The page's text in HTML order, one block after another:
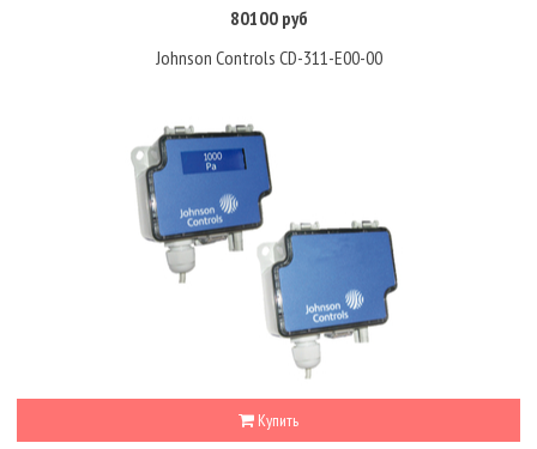
80100 руб
Johnson Controls CD-311-E00-00
Купить